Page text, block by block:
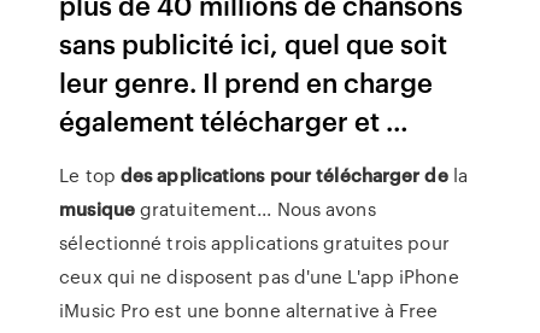
sans publicité ici, quel que soit
leur genre. Il prend en charge
également télécharger et …
Le top desapplications pour télécharger dela
musiquegratuitement... Nous avons
sélectionné trois applications gratuites pour
ceux qui ne disposent pas d'une L'app iPhone
iMusic Pro est une bonne alternative à Free